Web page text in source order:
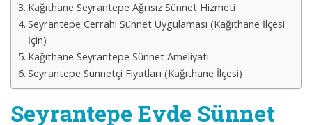
Kağıthane Seyrantepe Ağrısız Sünnet Hizmeti
Seyrantepe Cerrahi Sünnet Uygulaması (Kağıthane İlçesi
İçin)
Kağıthane Seyrantepe Sünnet Ameliyatı
Seyrantepe Sünnetçi Fiyatları (Kağıthane İlçesi)
Seyrantepe Evde Sünnet